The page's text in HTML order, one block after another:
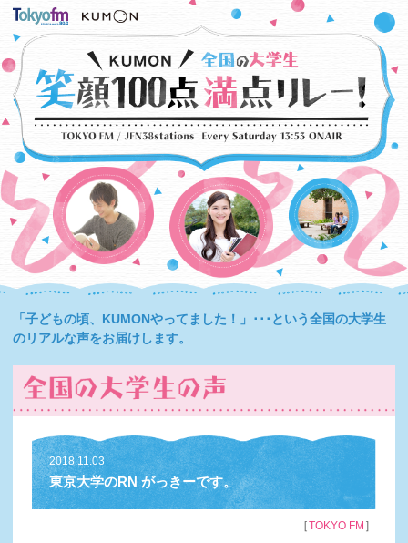
「子どもの頃、KUMONやってました！」･･･という全国の大学生
のリアルな声をお届けします。
2018.11.03
東京大学のRN がっきーです。
［TOKYO FM ］